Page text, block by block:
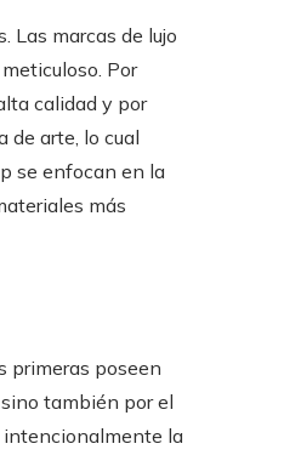
Las marcas de lujo
Por
calidad y por
de arte, lo cual
se enfocan en la
más
primeras poseen
también por el
intencionalmente la